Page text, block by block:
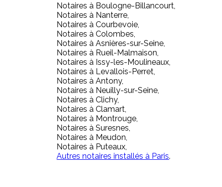
Notaires à Boulogne-Billancourt,
Notaires à Nanterre,
Notaires à Courbevoie,
Notaires à Colombes,
Notaires à Asnières-sur-Seine,
Notaires à Rueil-Malmaison,
Notaires à Issy-les-Moulineaux,
Notaires à Levallois-Perret,
Notaires à Antony,
Notaires à Neuilly-sur-Seine,
Notaires à Clichy,
Notaires à Clamart,
Notaires à Montrouge,
Notaires à Suresnes,
Notaires à Meudon,
Notaires à Puteaux,
Autres notaires installés à Paris.